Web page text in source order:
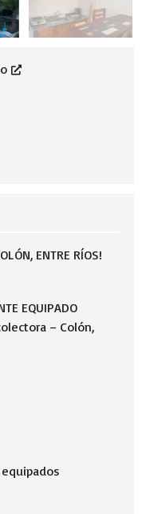
ENTRE RÍOS!
EQUIPADO
– Colón,